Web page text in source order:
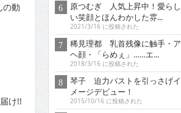
の動
け!!
原つむぎ 人気上昇中！愛らし
い笑顔とほんわかした雰...
2021/3/16 に投稿された
稀見理都 乳首残像に触手・ア
ヘ顔・「らめぇ」……エ...
2018/3/16 に投稿された
琴子 迫力バストを引っさげイ
メージデビュー！
2015/10/16 に投稿された